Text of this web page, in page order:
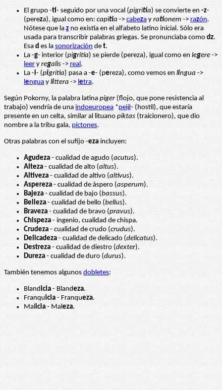
El grupo -ti- seguido por una vocal (pigritia) se convierte en -z-
(pereza), igual como en: capitia -> cabeza y rationem -> razón.
Nótese que la z no existía en el alfabeto latino inicial. Sólo era
usada para transcribir palabras griegas. Se pronunciaba como dz.
Esa d es la sonorización de t.
La -g- interior (pigritia) se pierde (pereza), igual como en legere ->
leer y regalis -> real.
La -i- (pigritia) pasa a -e- (pereza), como vemos en lingua ->
lengua y littera -> letra.
Según Pokorny, la palabra latina piger(flojo, que pone resistencia al
trabajo) vendría de una indoeuropea *peiĝ- (hostil), que estaría
presente en un celta, similar al lituano piktas (traicionero), que dio
nombre a la tribu gala, pictones.
Otras palabras con el sufijo -eza incluyen:
Agudeza - cualidad de agudo (acutus).
Alteza - cualidad de alto (altus).
Altiveza - cualidad de altivo (altivus).
Aspereza - cualidad de áspero (asperum).
Bajeza - cualidad de bajo (bassus).
Belleza - cualidad de bello (bellus).
Braveza - cualidad de bravo (pravus).
Chispeza - ingenio, cualidad de chispa.
Crudeza - cualidad de crudo (crudus).
Delicadeza - cualidad de delicado (delicatus).
Destreza - cualidad de diestro (dexter).
Dureza - cualidad de duro (durus).
También tenemos algunos dobletes:
Blandicia - Blandeza.
Franquicia - Franqueza.
Malicia - Maleza.